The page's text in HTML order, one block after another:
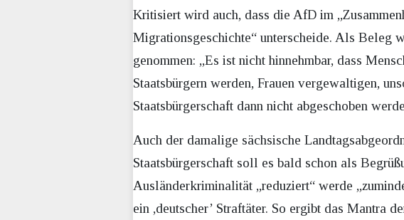
Kritisiert wird auch, dass die AfD im
Migrationsgeschichte“ unterscheide. Als Beleg
genommen: „Es ist nicht hinnehmbar, dass
Staatsbürgern werden, Frauen vergewaltigen,
Staatsbürgerschaft dann nicht abgeschoben
Auch der damalige sächsische
Staatsbürgerschaft soll es bald schon als
Ausländerkriminalität „reduziert“ werde
ein ,deutscher’ Straftäter. So ergibt das Mantra